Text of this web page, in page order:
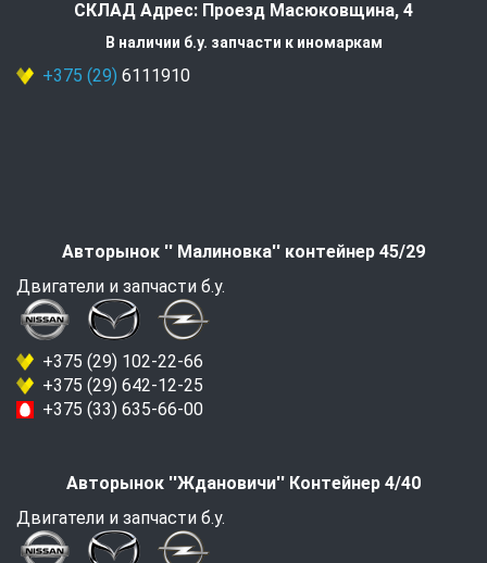
СКЛАД Адрес: Проезд Масюковщина, 4
В наличии б.у. запчасти к иномаркам
+375 (29) 6111910
Авторынок '' Малиновка'' контейнер 45/29
Двигатели и запчасти б.у.
+375 (29) 102-22-66
+375 (29) 642-12-25
+375 (33) 635-66-00
Авторынок ''Ждановичи'' Контейнер 4/40
Двигатели и запчасти б.у.